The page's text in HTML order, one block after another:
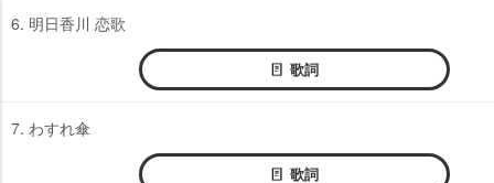
6. 明日香川 恋歌
歌詞
7. わすれ傘
歌詞